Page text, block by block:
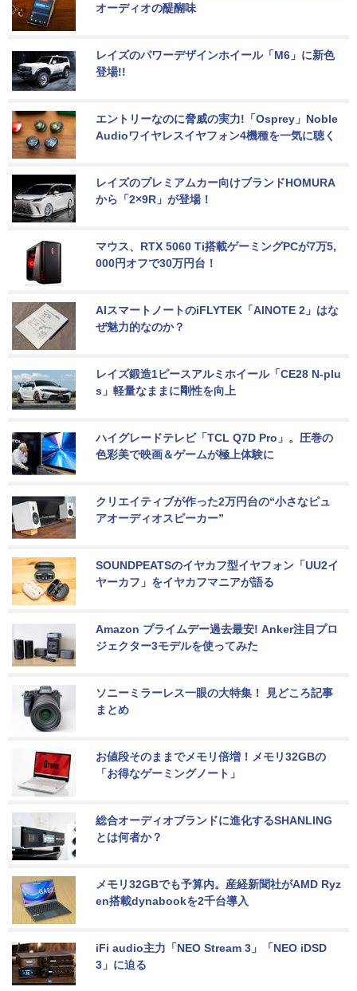
オーディオの醍醐味
レイズのパワーデザインホイール「M6」に新色
登場!!
エントリーなのに脅威の実力!「Osprey」Noble
Audioワイヤレスイヤフォン4機種を一気に聴く
レイズのプレミアムカー向けブランドHOMURA
から「2×9R」が登場！
マウス、RTX 5060 Ti搭載ゲーミングPCが7万5,
000円オフで30万円台！
AIスマートノートのiFLYTEK「AINOTE 2」はな
ぜ魅力的なのか？
レイズ鍛造1ピースアルミホイール「CE28 N-plu
s」軽量なままに剛性を向上
ハイグレードテレビ「TCL Q7D Pro」。圧巻の
色彩美で映画＆ゲームが極上体験に
クリエイティブが作った2万円台の“小さなピュ
アオーディオスピーカー”
SOUNDPEATSのイヤカフ型イヤフォン「UU2イ
ヤーカフ」をイヤカフマニアが語る
Amazon プライムデー過去最安! Anker注目プロ
ジェクター3モデルを使ってみた
ソニーミラーレス一眼の大特集！ 見どころ記事
まとめ
お値段そのままでメモリ倍増！メモリ32GBの
「お得なゲーミングノート」
総合オーディオブランドに進化するSHANLING
とは何者か？
メモリ32GBでも予算内。産経新聞社がAMD Ryz
en搭載dynabookを2千台導入
iFi audio主力「NEO Stream 3」「NEO iDSD
3」に迫る